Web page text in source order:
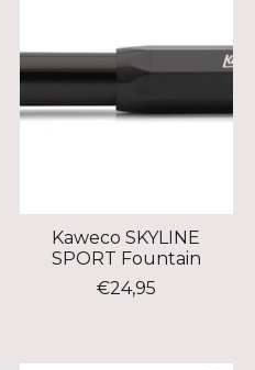
Kaweco SKYLINE
SPORT Fountain
€24,95